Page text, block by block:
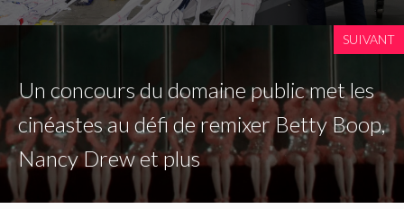
SUIVANT
Un concours du domaine public met les
cinéastes au défi de remixer Betty Boop,
Nancy Drew et plus